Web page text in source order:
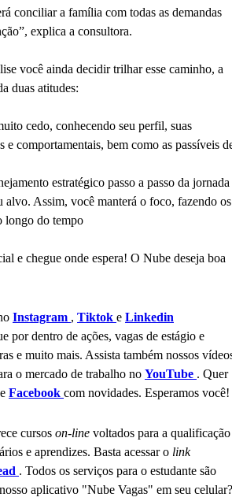
conciliar a família com todas as demandas
explica a consultora.
você ainda decidir trilhar esse caminho, a
duas atitudes:
cedo, conhecendo seu perfil, suas
e comportamentais, bem como as passíveis
estratégico passo a passo da jornada
alvo. Assim, você manterá o foco, fazendo os
longo do tempo
e chegue onde espera! O Nube deseja boa
Instagram , Tiktok e Linkedin
por dentro de ações, vagas de estágio e
e muito mais. Assista também nossos
o mercado de trabalho no YouTube . Quer
e Facebook com novidades. Esperamos você!
cursos on-line voltados para a qualificação
e aprendizes. Basta acessar o link
. Todos os serviços para o estudante são
aplicativo "Nube Vagas" em seu celular?